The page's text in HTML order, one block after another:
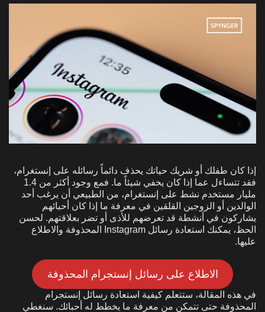
إذا كان طفلك أو شريك حياتك يحذف دائماً رسائله على إنستغرام،
فقد تتساءل عما إذا كان يخفي شيئاً ما. فمع وجود أكثر من 1.4
مليار مستخدم نشط على إنستغرام، من الطبيعي أن يرغب أحد
الوالدين أو الزوجين القلقين في معرفة ما إذا كان أحبائهم
يشاركون في أنشطة قد تعرضهم للأذى أو تضر بعلاقتهم. لحسن
الحظ، يمكنك استعادة رسائل Instagram المحذوفة والاطلاع
عليها.
الاطلاع على رسائل إنستجرام المحذوفة
في هذه المقالة، ستتعلم كيفية استعادة رسائل إنستجرام
المحذوفة حتى تتمكن من معرفة ما يخطط له أحبائك. سنغطي